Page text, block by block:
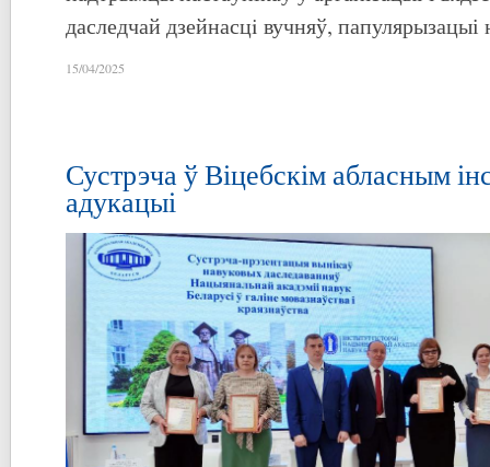
даследчай дзейнасцi вучняў, папулярызацыі
15/04/2025
Сустрэча ў Віцебскім абласным
адукацыі